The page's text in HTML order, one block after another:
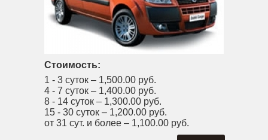
Стоимость:
1 - 3 суток – 1,500.00 руб.
4 - 7 суток – 1,400.00 руб.
8 - 14 суток – 1,300.00 руб.
15 - 30 суток – 1,200.00 руб.
от 31 сут. и более – 1,100.00 руб.